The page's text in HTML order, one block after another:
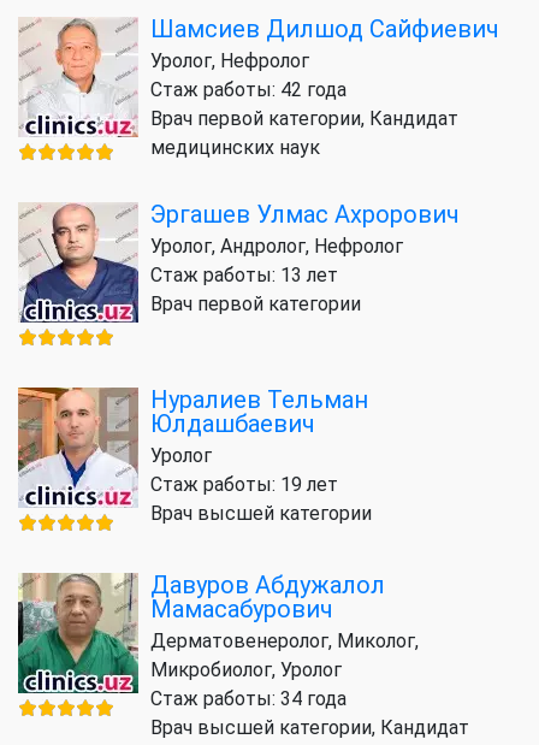
Шамсиев Дилшод Сайфиевич
Уролог, Нефролог
Стаж работы: 42 года
Врач первой категории, Кандидат
медицинских наук
Эргашев Улмас Ахрорович
Уролог, Андролог, Нефролог
Стаж работы: 13 лет
Врач первой категории
Нуралиев Тельман
Юлдашбаевич
Уролог
Стаж работы: 19 лет
Врач высшей категории
Давуров Абдужалол
Мамасабурович
Дерматовенеролог, Миколог,
Микробиолог, Уролог
Стаж работы: 34 года
Врач высшей категории, Кандидат